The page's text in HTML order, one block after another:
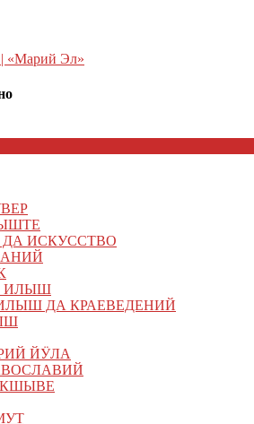
ДА ИСКУССТВО
ИЛЫШ
ДА КРАЕВЕДЕНИЙ
ЙӰЛА